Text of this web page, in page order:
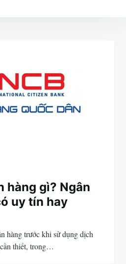
hàng gì? Ngân
uy tín hay
hàng trước khi sử dụng dịch
thiết, trong…